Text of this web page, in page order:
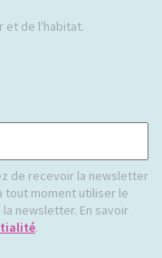
et de l'habitat.
de recevoir la newsletter
tout moment utiliser le
newsletter. En savoir
.